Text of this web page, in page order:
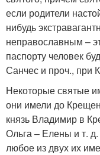
если родители
нибудь
неправославным –
паспорту человек
Санчес и проч., при
Некоторые святые
они имели до
князь Владимир в
Ольга – Елены и т.
любое из двух их